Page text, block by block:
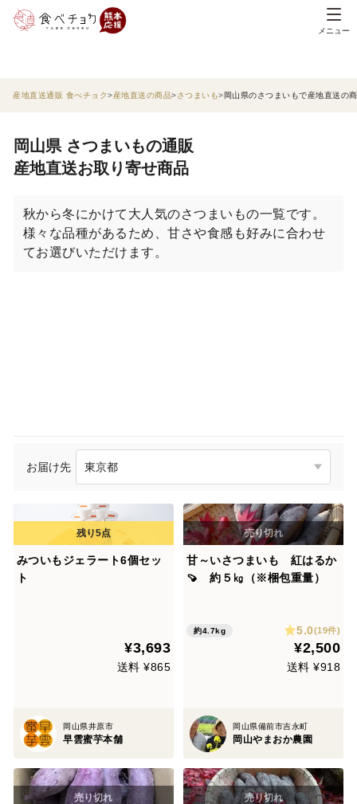
メニュー
産地直送通販 食べチョク 産地直送の商品 さつまいも 岡山県のさつまいもで産地直送の
岡山県 さつまいもの通販
産地直送お取り寄せ商品
秋から冬にかけて大人気のさつまいもの一覧です。
様々な品種があるため、甘さや食感も好みに合わせ
てお選びいただけます。
お届け先
みついもジェラート6個セッ
ト
¥3,693
送料 ¥865
岡山県井原市
早雲蜜芋本舗
甘～いさつまいも 紅はるか
🍠 約５㎏（※梱包重量）
約4.7kg 5.0(19件)
¥2,500
送料 ¥918
岡山県備前市吉永町
岡山やまおか農園